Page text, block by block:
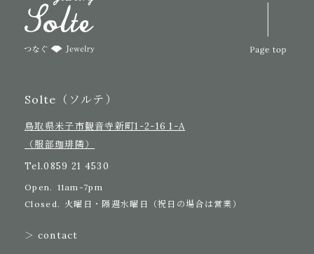
Solte（ソルテ）
鳥取県米子市観音寺新町1-2-16 1-A
（服部珈琲隣）
Tel.0859 21 4530
Open. 11am-7pm
Closed. 火曜日・隔週水曜日（祝日の場合は営業）
＞ contact